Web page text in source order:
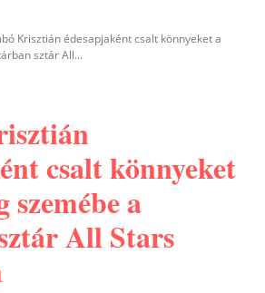
Krisztián édesapjaként csalt könnyeket a
sztár All...
csalt könnyeket
szemébe a
All Stars